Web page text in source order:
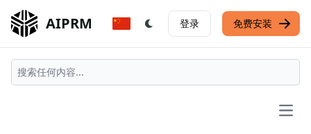
AIPRM 登录 免费安装